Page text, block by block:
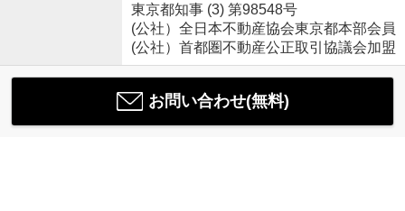
東京都知事 (3) 第98548号
(公社）全日本不動産協会東京都本部会員
(公社）首都圏不動産公正取引協議会加盟
お問い合わせ(無料)